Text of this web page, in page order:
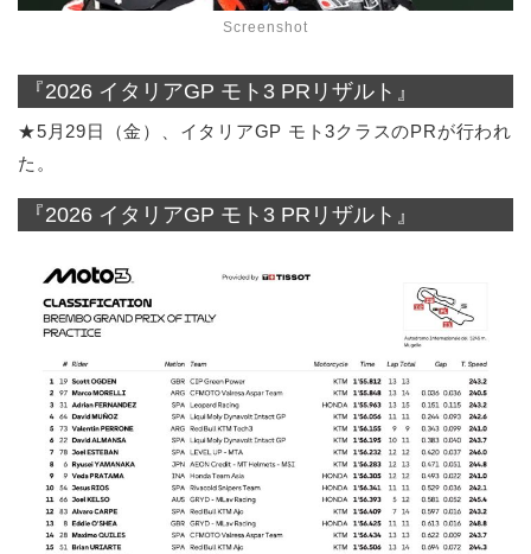
Screenshot
『2026 イタリアGP モト3 PRリザルト』
★5月29日（金）、イタリアGP モト3クラスのPRが行われ
た。
『2026 イタリアGP モト3 PRリザルト』